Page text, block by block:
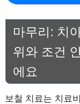
마무리: 치
위와 조건
에요
보철 치료는 치료